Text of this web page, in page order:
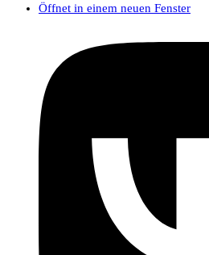
Öffnet in einem neuen Fenster